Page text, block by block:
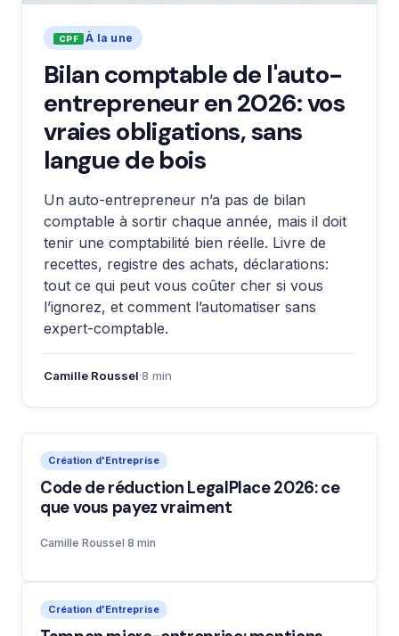
À la une
Bilan comptable de l'auto-
entrepreneur en 2026: vos
vraies obligations, sans
langue de bois
Un auto-entrepreneur n’a pas de bilan
comptable à sortir chaque année, mais il doit
tenir une comptabilité bien réelle. Livre de
recettes, registre des achats, déclarations:
tout ce qui peut vous coûter cher si vous
l’ignorez, et comment l’automatiser sans
expert-comptable.
Camille Roussel·8 min
Création d'Entreprise
Code de réduction LegalPlace 2026: ce
que vous payez vraiment
Camille Roussel·8 min
Création d'Entreprise